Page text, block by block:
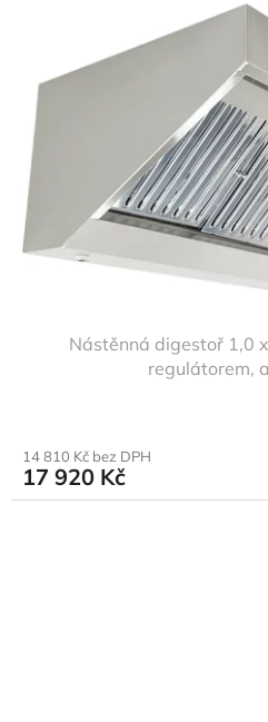
Nástěnná digestoř 1,0
regulátorem,
14 810 Kč bez DPH
17 920 Kč